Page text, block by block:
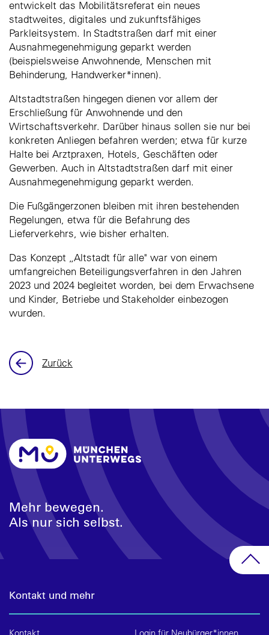
entwickelt das Mobilitätsreferat ein neues
stadtweites, digitales und zukunftsfähiges
Parkleitsystem. In Stadtstraßen darf mit einer
Ausnahmegenehmigung geparkt werden
(beispielsweise Anwohnende, Menschen mit
Behinderung, Handwerker*innen).
Altstadtstraßen hingegen dienen vor allem der
Erschließung für Anwohnende und den
Wirtschaftsverkehr. Darüber hinaus sollen sie nur bei
konkreten Anliegen befahren werden; etwa für kurze
Halte bei Arztpraxen, Hotels, Geschäften oder
Gewerben. Auch in Altstadtstraßen darf mit einer
Ausnahmegenehmigung geparkt werden.
Die Fußgängerzonen bleiben mit ihren bestehenden
Regelungen, etwa für die Befahrung des
Lieferverkehrs, wie bisher erhalten.
Das Konzept „Altstadt für alle" war von einem
umfangreichen Beteiligungsverfahren in den Jahren
2023 und 2024 begleitet worden, bei dem Erwachsene
und Kinder, Betriebe und Stakeholder einbezogen
wurden.
Zurück
Mehr bewegen.
Als nur sich selbst.
Kontakt und mehr
Kontakt Login für Neubürger*innen